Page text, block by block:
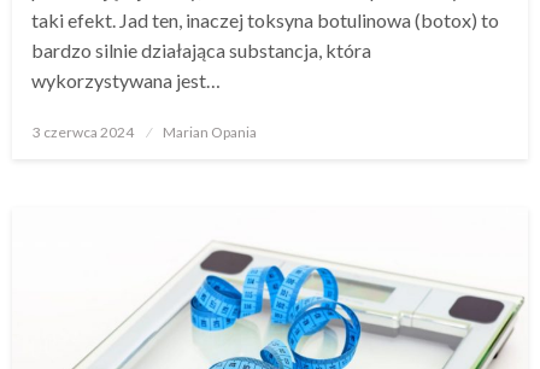
taki efekt. Jad ten, inaczej toksyna botulinowa (botox) to
bardzo silnie działająca substancja, która
wykorzystywana jest…
Opublikowane
3 czerwca 2024 Marian Opania